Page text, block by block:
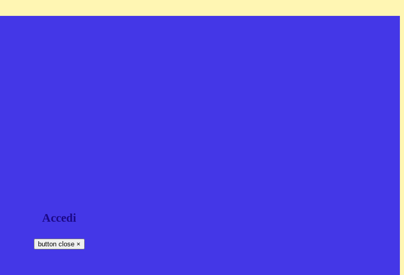
Accedi
button close ×